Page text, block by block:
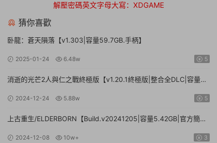
解壓密碼英文字母大寫：XDGAME
猜你喜歡
卧龍：蒼天隕落【v1.303|容量59.7GB.手柄】
2025-01-24 6.48w 5
消逝的光芒2人與仁之戰終極版【v1.20.1終極版|整合全DLC|容量
2024-12-24 5.88w 5
上古重生/ELDERBORN【Build.v20241205|容量5.42GB|官方簡體
2024-12-08 10w+ 3